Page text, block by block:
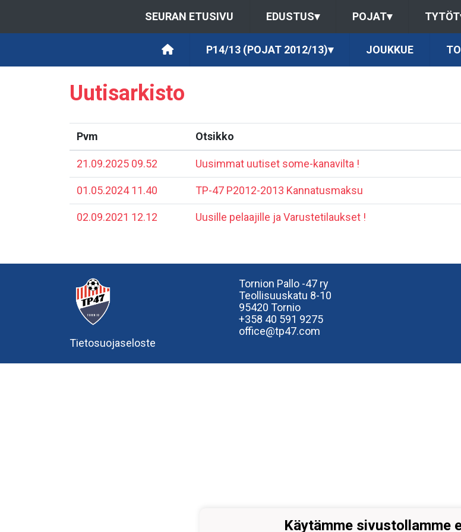
SEURAN ETUSIVU EDUSTUS▾ POJAT▾ TYTÖT
P14/13 (POJAT 2012/13)▾ JOUKKUE
Uutisarkisto
Pvm Otsikko
21.09.2025 09.52 Uusimmat uutiset some-kanavilta !
01.05.2024 11.40 ​TP-47 P2012-2013 Kannatusmaksu
02.09.2021 12.12 Uusille pelaajille ja Varustetilaukset !
Tietosuojaseloste
Tornion Pallo -47 ry
Teollisuuskatu 8-10
95420 Tornio
+358 40 591 9275
office@tp47.com
Käytämme sivustollamme